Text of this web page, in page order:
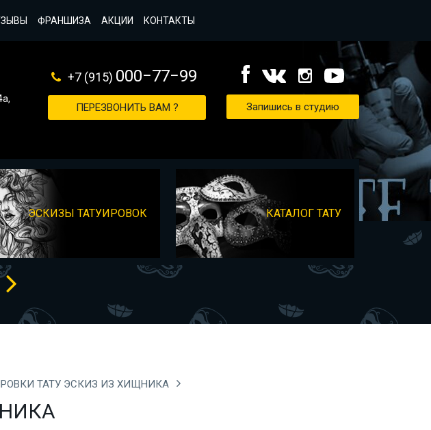
ФРАНШИЗА АКЦИИ КОНТАКТЫ
+7 (915) 000−77−99
ПЕРЕЗВОНИТЬ ВАМ ? Запишись в студию
ЭСКИЗЫ ТАТУИРОВОК КАТАЛОГ ТАТУ
ТАТУ ЭСКИЗ ИЗ ХИЩНИКА